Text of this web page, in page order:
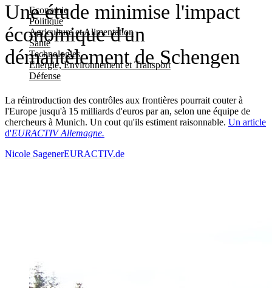
Economie
Politique
Agriculture et Alimentation
Santé
Technologies
Energie, Environnement et Transport
Défense
Une étude minimise l'impact
économique d'un
démantèlement de Schengen
La réintroduction des contrôles aux frontières pourrait couter à
l'Europe jusqu'à 15 milliards d'euros par an, selon une équipe de
chercheurs à Munich. Un cout qu'ils estiment raisonnable. Un article
d'EURACTIV Allemagne.
Nicole SagenerEURACTIV.de